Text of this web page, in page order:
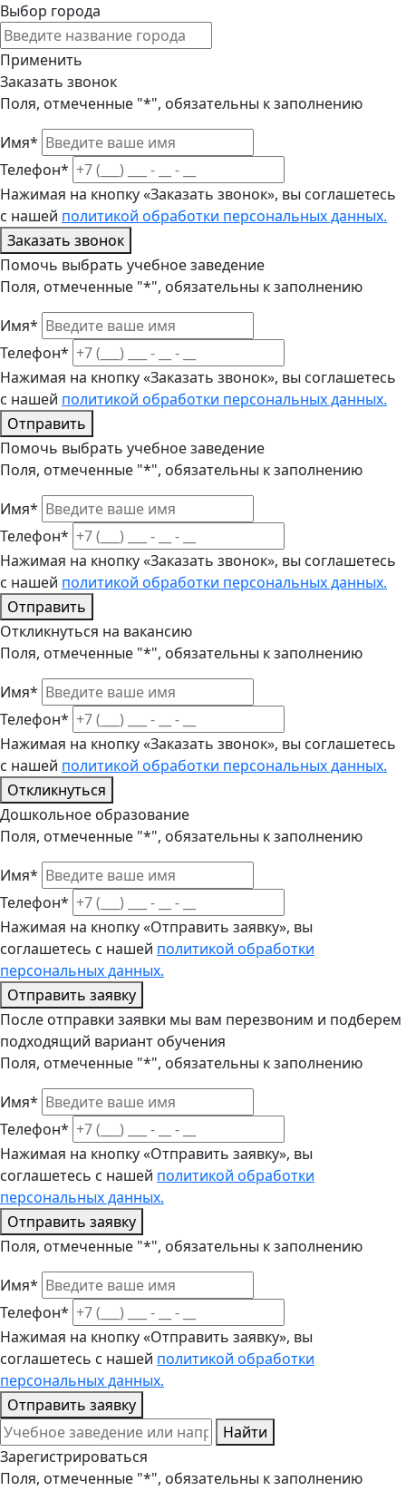
Выбор города
Применить
Заказать звонок
Поля, отмеченные "*", обязательны к заполнению
Имя*
Телефон*
Нажимая на кнопку «Заказать звонок», вы соглашетесь
с нашей политикой обработки персональных данных.
Заказать звонок
Помочь выбрать учебное заведение
Поля, отмеченные "*", обязательны к заполнению
Имя*
Телефон*
Нажимая на кнопку «Заказать звонок», вы соглашетесь
с нашей политикой обработки персональных данных.
Отправить
Помочь выбрать учебное заведение
Поля, отмеченные "*", обязательны к заполнению
Имя*
Телефон*
Нажимая на кнопку «Заказать звонок», вы соглашетесь
с нашей политикой обработки персональных данных.
Отправить
Откликнуться на вакансию
Поля, отмеченные "*", обязательны к заполнению
Имя*
Телефон*
Нажимая на кнопку «Заказать звонок», вы соглашетесь
с нашей политикой обработки персональных данных.
Откликнуться
Дошкольное образование
Поля, отмеченные "*", обязательны к заполнению
Имя*
Телефон*
Нажимая на кнопку «Отправить заявку», вы
соглашетесь с нашей политикой обработки
персональных данных.
Отправить заявку
После отправки заявки мы вам перезвоним и подберем
подходящий вариант обучения
Поля, отмеченные "*", обязательны к заполнению
Имя*
Телефон*
Нажимая на кнопку «Отправить заявку», вы
соглашетесь с нашей политикой обработки
персональных данных.
Отправить заявку
Поля, отмеченные "*", обязательны к заполнению
Имя*
Телефон*
Нажимая на кнопку «Отправить заявку», вы
соглашетесь с нашей политикой обработки
персональных данных.
Отправить заявку
Найти
Зарегистрироваться
Поля, отмеченные "*", обязательны к заполнению